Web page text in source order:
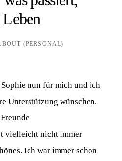
Leben
(PERSONAL)
nun für mich und ich
Unterstützung wünschen.
vielleicht nicht immer
Ich war immer schon